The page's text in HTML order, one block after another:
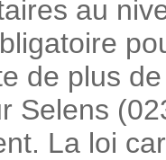
au
de plus
Selens
La loi